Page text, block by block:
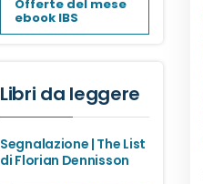
Offerte del mese
ebook IBS
Libri da leggere
Segnalazione | The List
di Florian Dennisson